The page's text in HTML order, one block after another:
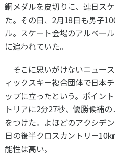
ニュ
お問
「
スポーツライフ・データ
スポーツ白書
政策提言
子どものスポーツ
障害者スポーツ
スポーツによるまちづくり
スポーツ・ガバナンス
スポーツボランティア
スポーツ政策・予算
銅メダルを皮切りに、連日ス
た。その日、 2月18日も男子
ル。スケート会場のアルベー
に追われていた。
そこに思いがけないニュー
ィックスキー複合団体で日本
ップに立ったという。ポイン
トリアに2分27秒、優勝候補
をつけた。よほどのアクシデ
日の後半クロスカントリー10
能性は高い。